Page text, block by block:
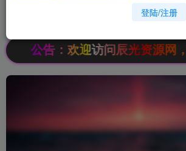
超低价
公告：欢迎访问辰光资源网，本
登陆/注册